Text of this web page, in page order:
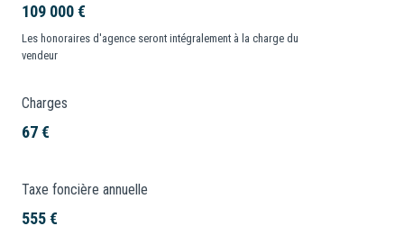
109 000 €
Les honoraires d'agence seront intégralement à la charge du
vendeur
Charges
67 €
Taxe foncière annuelle
555 €